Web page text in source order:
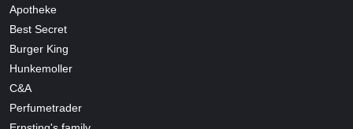
Apotheke
Best Secret
Burger King
Hunkemoller
C&A
Perfumetrader